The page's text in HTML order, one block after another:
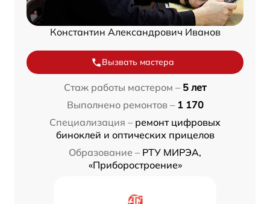
Константин Александрович Иванов
Вызвать мастера
Стаж работы мастером – 5 лет
Выполнено ремонтов – 1 170
Специализация – ремонт цифровых
биноклей и оптических прицелов
Образование – РТУ МИРЭА,
«Приборостроение»